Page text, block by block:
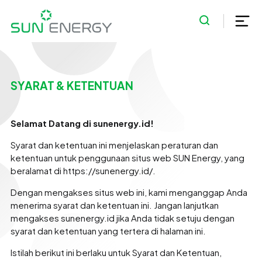
SYARAT & KETENTUAN
Selamat Datang di sunenergy.id!
Syarat dan ketentuan ini menjelaskan peraturan dan
ketentuan untuk penggunaan situs web SUN Energy, yang
beralamat di https://sunenergy.id/.
Dengan mengakses situs web ini, kami menganggap Anda
menerima syarat dan ketentuan ini. Jangan lanjutkan
mengakses sunenergy.id jika Anda tidak setuju dengan
syarat dan ketentuan yang tertera di halaman ini.
Istilah berikut ini berlaku untuk Syarat dan Ketentuan,